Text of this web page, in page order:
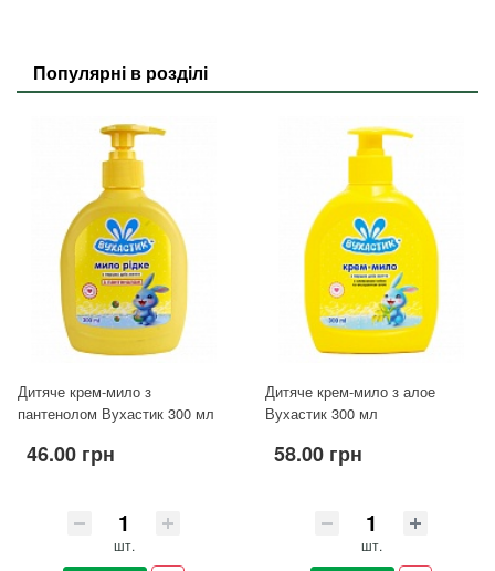
Популярні в розділі
Дитяче крем-мило з
пантенолом Вухастик 300 мл
46.00 грн
шт.
Дитяче крем-мило з алое
Вухастик 300 мл
58.00 грн
шт.